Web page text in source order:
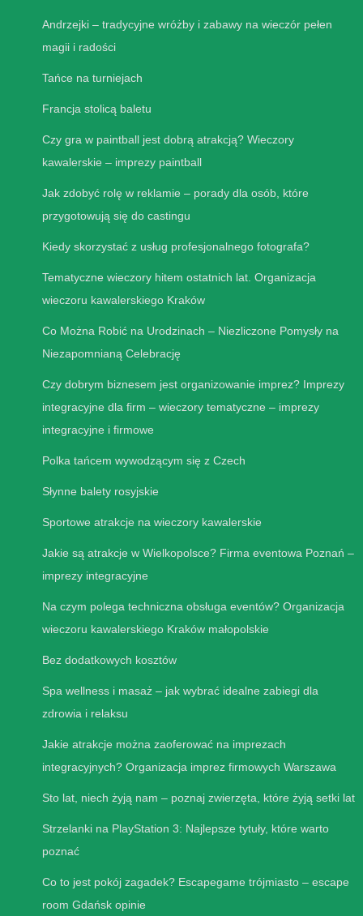
Andrzejki – tradycyjne wróżby i zabawy na wieczór pełen
magii i radości
Tańce na turniejach
Francja stolicą baletu
Czy gra w paintball jest dobrą atrakcją? Wieczory
kawalerskie – imprezy paintball
Jak zdobyć rolę w reklamie – porady dla osób, które
przygotowują się do castingu
Kiedy skorzystać z usług profesjonalnego fotografa?
Tematyczne wieczory hitem ostatnich lat. Organizacja
wieczoru kawalerskiego Kraków
Co Można Robić na Urodzinach – Niezliczone Pomysły na
Niezapomnianą Celebrację
Czy dobrym biznesem jest organizowanie imprez? Imprezy
integracyjne dla firm – wieczory tematyczne – imprezy
integracyjne i firmowe
Polka tańcem wywodzącym się z Czech
Słynne balety rosyjskie
Sportowe atrakcje na wieczory kawalerskie
Jakie są atrakcje w Wielkopolsce? Firma eventowa Poznań –
imprezy integracyjne
Na czym polega techniczna obsługa eventów? Organizacja
wieczoru kawalerskiego Kraków małopolskie
Bez dodatkowych kosztów
Spa wellness i masaż – jak wybrać idealne zabiegi dla
zdrowia i relaksu
Jakie atrakcje można zaoferować na imprezach
integracyjnych? Organizacja imprez firmowych Warszawa
Sto lat, niech żyją nam – poznaj zwierzęta, które żyją setki lat
Strzelanki na PlayStation 3: Najlepsze tytuły, które warto
poznać
Co to jest pokój zagadek? Escapegame trójmiasto – escape
room Gdańsk opinie